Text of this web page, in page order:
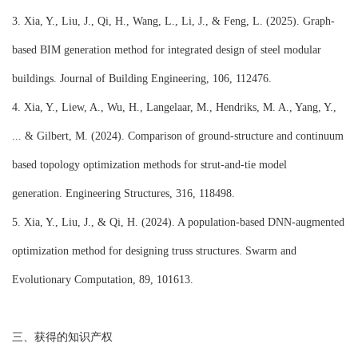
3. Xia, Y., Liu, J., Qi, H., Wang, L., Li, J., & Feng, L. (2025). Graph-
based BIM generation method for integrated design of steel modular
buildings. Journal of Building Engineering, 106, 112476.
4. Xia, Y., Liew, A., Wu, H., Langelaar, M., Hendriks, M. A., Yang, Y.,
... & Gilbert, M. (2024). Comparison of ground-structure and continuum
based topology optimization methods for strut-and-tie model
generation. Engineering Structures, 316, 118498.
5. Xia, Y., Liu, J., & Qi, H. (2024). A population-based DNN-augmented
optimization method for designing truss structures. Swarm and
Evolutionary Computation, 89, 101613.
三、获得的知识产权